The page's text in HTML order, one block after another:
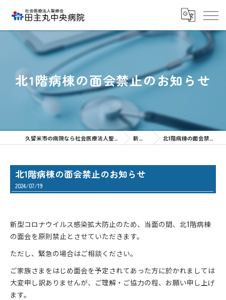
北1階病棟の面会禁止のお知らせ
新着情報 北1階病棟の面会禁止のお知らせ
北1階病棟の面会禁止のお知らせ
2024/07/19
新型コロナウイルス感染拡大防止のため、当面の間、北1階病棟
の面会を原則禁止とさせていただきます。
ただし、緊急の場合はご相談ください。
ご家族さまをはじめ面会を予定されてあった方に於かれましては
大変申し訳ありませんが、ご理解・ご協力の程、お願い申し上げ
ます。